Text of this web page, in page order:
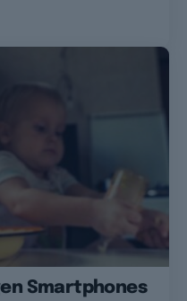
Smartphones